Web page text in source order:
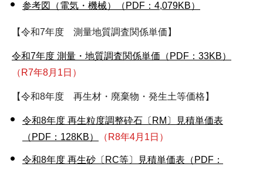
参考図（電気・機械）（PDF：4,079KB）
【令和7年度 測量地質調査関係単価】
令和7年度 測量・地質調査関係単価（PDF：33KB）
（R7年8月1日）
【令和8年度 再生材・廃棄物・発生土等価格】
令和8年度 再生粒度調整砕石〔RM〕見積単価表
（PDF：128KB）
（R8年4月1日）
令和8年度 再生砂〔RC等〕見積単価表（PDF：